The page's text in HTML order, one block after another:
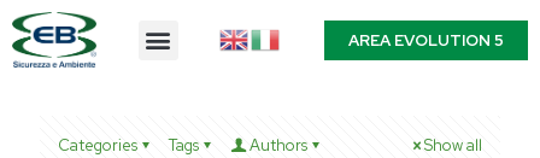
AREA EVOLUTION 5
Categories Tags Authors Show all